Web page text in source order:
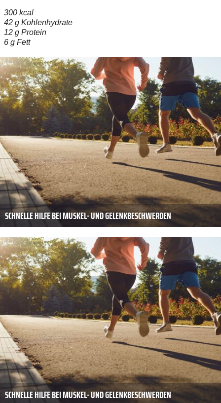
300 kcal
42 g Kohlenhydrate
12 g Protein
6 g Fett
SCHNELLE HILFE BEI MUSKEL- UND GELENKBESCHWERDEN
SCHNELLE HILFE BEI MUSKEL- UND GELENKBESCHWERDEN